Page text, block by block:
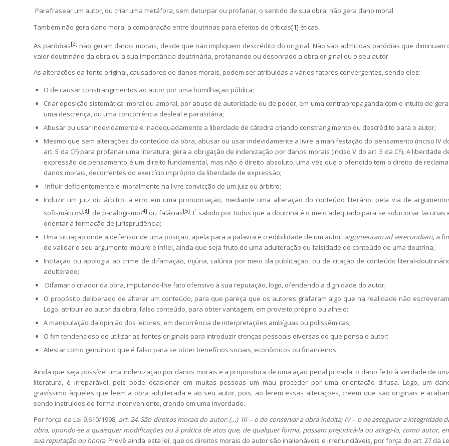
Parafrasear um autor, ou criar uma metáfora, sem deturpar ou profanar, o sentido de sua obra, não gera dano moral.
Também não gera dano moral a comparação entre doutrinas para efeitos de críticas[1] éticas.
As paródias[2] não geram danos morais, desde que não impliquem descrédito do original. Não são admitidas paródias que diminuam
valor doutrinário da obra ou a sua importância doutrinária, profanando ou desonrado a obra original ou o seu autor.
As alterações da fonte original, causadores de danos morais, podem ser atribuídas a vários fatores convergentes, sendo eles:
O de causar constrangimentos ao autor por uma humilhação pública;
Criar oposição sistemática imoral ou amoral, por abuso de autoridade ou de poder, em uma contrapropaganda com o intuito de
uma descrença, ou uma concorrência desleal e parasitária;
Abusar ou usar indevidamente e inadequadamente a liberdade de cátedra criando constrangimento ou descrédito para o autor;
Mesmo que sem alterações do conteúdo da obra, abusar ou usar indevidamente a livre a manifestação do pensamento (inciso IV
art. 5 da CF) para profanar uma literatura, gera a obrigação de indenização por danos morais (inciso V do art. 5 da CF). A liberdade
expressão de pensamento é um direito fundamental, mas não é direito absoluto, uma vez que o ofendido tem o direito de
danos morais, decorrentes do exercício impróprio da liberdade de expressão;
Influir deficientemente e imoralmente na livre convicção de um juiz ou árbitro;
Induzir um juiz ou árbitro, a erro em uma pronunciação, mediante uma alteração do conteúdo literário, pela via de
sofismáticos[3], de paralogismo[4] ou falácias[5]. É sabido por todos que a doutrina é o meio adequado para se solucionar lacunas
orientar a formação de jurisprudência;
Uma situação onde a defensor de uma posição, apela para a palavra e credibilidade de um autor, argumentam ad verecundiam, a
de validar o seu argumento impuro e infiel, ainda que seja fruto de uma adulteração ou falsidade do conteúdo de uma doutrina;
Incitação ou apologia ao crime de difamação, injúria, calúnia por meio da publicação, ou de citação de conteúdo literal-
adulterado;
Difamar o criador da obra, imputando-lhe fato ofensivo à sua reputação, logo, ofendendo a dignidade do autor;
O propósito deliberado de alterar um conteúdo, para que pareça que os autores grafaram algo que na realidade não
Logo, atribuir ao autor da obra, falso conteúdo, para obter vantagem, em proveito próprio ou alheio;
A manipulação da opinião dos leitores, em decorrência de interpretações ambíguas ou polissêmicas;
O fim tendencioso de utilizar as fontes originais para introduzir crenças pessoais diversas do que pensa o autor;
Atestar como genuíno o que é falso para se obter benefícios sociais, econômicos ou financeiros.
Ainda que seja possível uma indenização por danos morais e a propositura de uma ação penal privada, o dano feito à verdade de
literatura, é irreparável, pois pode ocasionar em muitas pessoas um mau proceder por uma orientação difusa. Logo, um
gravíssimo àqueles que leem a obra adulterada e ao seu autor, pois, ao lerem essas alterações, creem que são originais e
sendo instruídos de forma inconveniente, crendo em uma inverdade.
Por força da Lei 9.610/1998, art. 24. São direitos morais do autor: (…) III – o de conservar a obra inédita; IV – o de assegurar a integridade
obra, opondo-se a quaisquer modificações ou à prática de atos que, de qualquer forma, possam prejudicá-la ou atingi-lo, como autor,
sua reputação ou honra. Prevê ainda esta lei, que os direitos morais do autor são inalienáveis e irrenunciáveis, por força do art. 27 da